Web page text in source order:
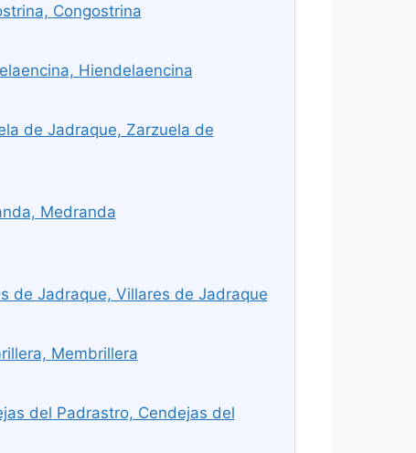
Congostrina
Hiendelaencina
de Jadraque, Zarzuela de
Medranda
de Jadraque, Villares de Jadraque
Membrillera
del Padrastro, Cendejas del